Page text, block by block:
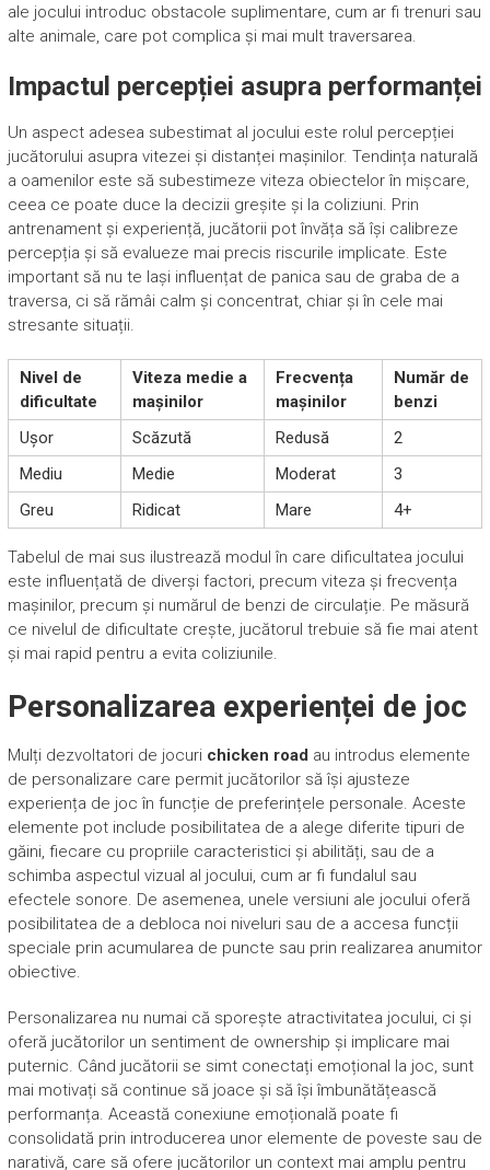
ale jocului introduc obstacole suplimentare, cum ar fi trenuri sau
alte animale, care pot complica și mai mult traversarea.
Impactul percepției asupra performanței
Un aspect adesea subestimat al jocului este rolul percepției
jucătorului asupra vitezei și distanței mașinilor. Tendința naturală
a oamenilor este să subestimeze viteza obiectelor în mișcare,
ceea ce poate duce la decizii greșite și la coliziuni. Prin
antrenament și experiență, jucătorii pot învăța să își calibreze
percepția și să evalueze mai precis riscurile implicate. Este
important să nu te lași influențat de panica sau de graba de a
traversa, ci să rămâi calm și concentrat, chiar și în cele mai
stresante situații.
Nivel de
dificultate
Viteza medie a
mașinilor
Frecvența
mașinilor
Număr de
benzi
Ușor
Scăzută Redusă
2
Mediu
Medie Moderat
3
Greu
Ridicat Mare 4+
Tabelul de mai sus ilustrează modul în care dificultatea jocului
este influențată de diverși factori, precum viteza și frecvența
mașinilor, precum și numărul de benzi de circulație. Pe măsură
ce nivelul de dificultate crește, jucătorul trebuie să fie mai atent
și mai rapid pentru a evita coliziunile.
Personalizarea experienței de joc
Mulți dezvoltatori de jocuri chicken road au introdus elemente
de personalizare care permit jucătorilor să își ajusteze
experiența de joc în funcție de preferințele personale. Aceste
elemente pot include posibilitatea de a alege diferite tipuri de
găini, fiecare cu propriile caracteristici și abilități, sau de a
schimba aspectul vizual al jocului, cum ar fi fundalul sau
efectele sonore. De asemenea, unele versiuni ale jocului oferă
posibilitatea de a debloca noi niveluri sau de a accesa funcții
speciale prin acumularea de puncte sau prin realizarea anumitor
obiective.
Personalizarea nu numai că sporește atractivitatea jocului, ci și
oferă jucătorilor un sentiment de ownership și implicare mai
puternic. Când jucătorii se simt conectați emoțional la joc, sunt
mai motivați să continue să joace și să își îmbunătățească
performanța. Această conexiune emoțională poate fi
consolidată prin introducerea unor elemente de poveste sau de
narativă, care să ofere jucătorilor un context mai amplu pentru